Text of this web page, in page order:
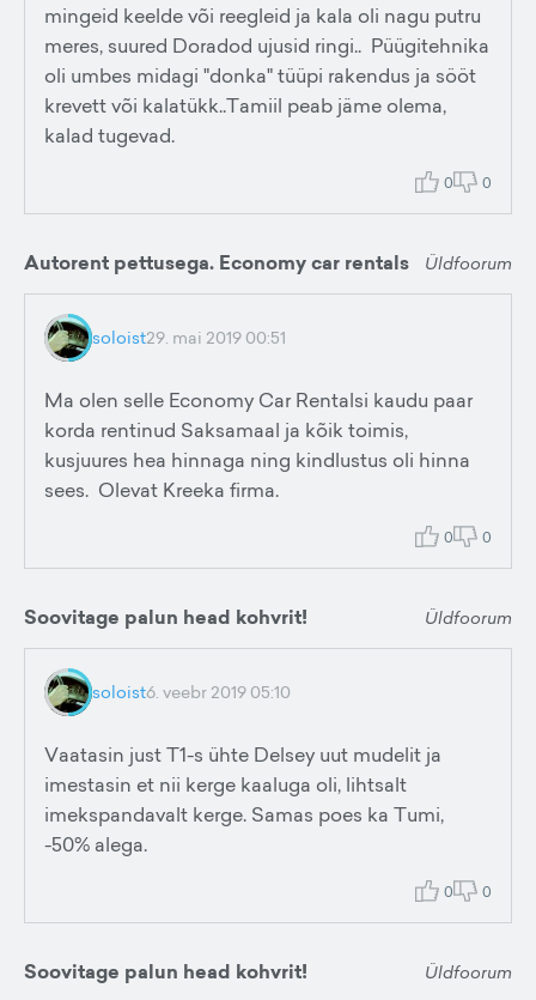
mingeid keelde või reegleid ja kala oli nagu putru
meres, suured Doradod ujusid ringi.. Püügitehnika
oli umbes midagi "donka" tüüpi rakendus ja sööt
krevett või kalatükk..Tamiil peab jäme olema,
kalad tugevad.
0 0
Autorent pettusega. Economy car rentals Üldfoorum
soloist29. mai 2019 00:51
Ma olen selle Economy Car Rentalsi kaudu paar
korda rentinud Saksamaal ja kõik toimis,
kusjuures hea hinnaga ning kindlustus oli hinna
sees. Olevat Kreeka firma.
0 0
Soovitage palun head kohvrit! Üldfoorum
soloist6. veebr 2019 05:10
Vaatasin just T1-s ühte Delsey uut mudelit ja
imestasin et nii kerge kaaluga oli, lihtsalt
imekspandavalt kerge. Samas poes ka Tumi,
-50% alega.
0 0
Soovitage palun head kohvrit! Üldfoorum